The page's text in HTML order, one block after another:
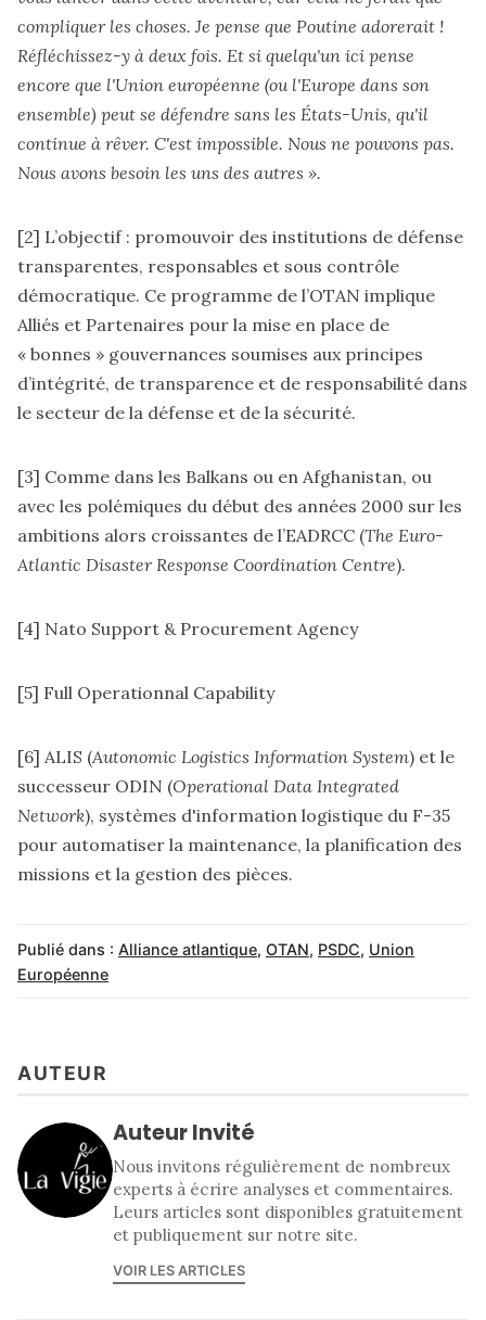
compliquer les choses. Je pense que Poutine adorerait !
Réfléchissez-y à deux fois. Et si quelqu'un ici pense
encore que l'Union européenne (ou l'Europe dans son
ensemble) peut se défendre sans les États-Unis, qu'il
continue à rêver. C'est impossible. Nous ne pouvons pas.
Nous avons besoin les uns des autres ».
[2] L’objectif : promouvoir des institutions de défense
transparentes, responsables et sous contrôle
démocratique. Ce programme de l’OTAN implique
Alliés et Partenaires pour la mise en place de
« bonnes » gouvernances soumises aux principes
d’intégrité, de transparence et de responsabilité dans
le secteur de la défense et de la sécurité.
[3] Comme dans les Balkans ou en Afghanistan, ou
avec les polémiques du début des années 2000 sur les
ambitions alors croissantes de l’EADRCC (The Euro-
Atlantic Disaster Response Coordination Centre).
[4] Nato Support & Procurement Agency
[5] Full Operationnal Capability
[6] ALIS (Autonomic Logistics Information System) et le
successeur ODIN (Operational Data Integrated
Network), systèmes d'information logistique du F-35
pour automatiser la maintenance, la planification des
missions et la gestion des pièces.
Publié dans : Alliance atlantique, OTAN, PSDC, Union
Européenne
AUTEUR
Auteur Invité
Nous invitons régulièrement de nombreux
experts à écrire analyses et commentaires.
Leurs articles sont disponibles gratuitement
et publiquement sur notre site.
VOIR LES ARTICLES